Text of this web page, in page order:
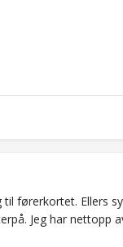
førerkortet. Ellers
Jeg har nettopp